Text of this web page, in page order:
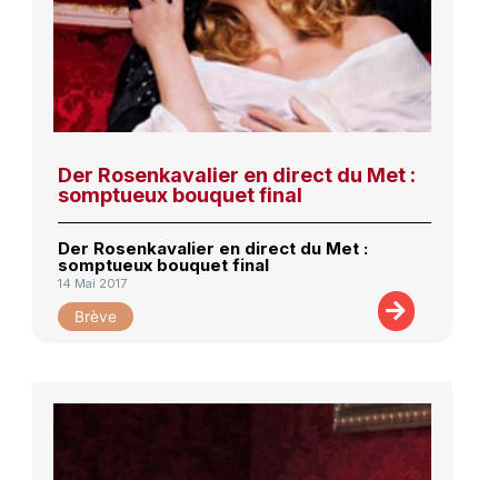
Der Rosenkavalier en direct du Met :
somptueux bouquet final
Der Rosenkavalier en direct du Met :
somptueux bouquet final
14 Mai 2017
Brève